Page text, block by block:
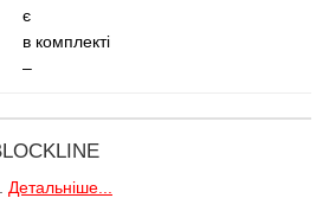
є
в комплекті
–
Детальніше...